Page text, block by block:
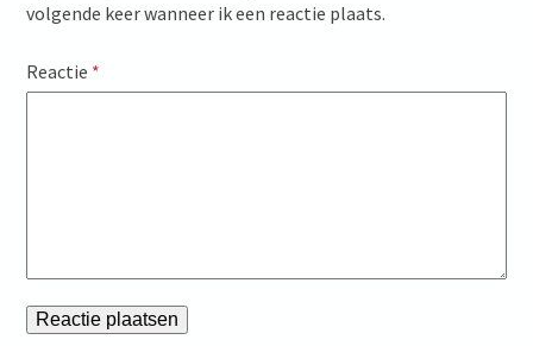
volgende keer wanneer ik een reactie plaats.
Reactie *